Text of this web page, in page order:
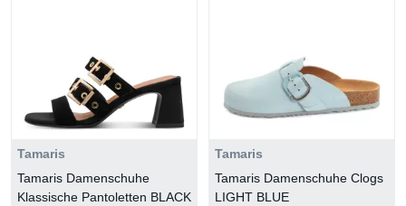
Tamaris
Tamaris Damenschuhe
Klassische Pantoletten BLACK
Tamaris
Tamaris Damenschuhe Clogs
LIGHT BLUE